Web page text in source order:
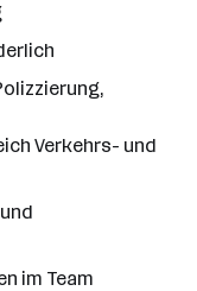
Verkehrs- und
im Team